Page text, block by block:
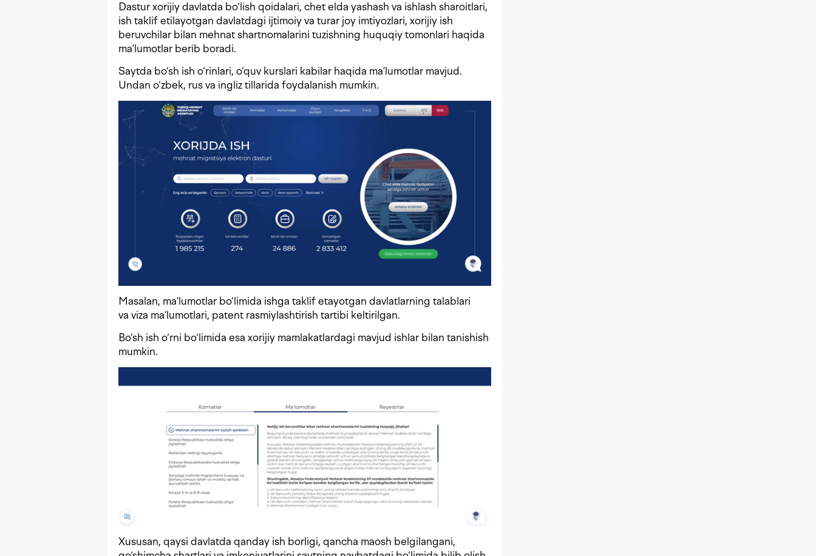
Dastur xorijiy davlatda bo‘lish qoidalari, chet elda yashash va ishlash sharoitlari,
ish taklif etilayotgan davlatdagi ijtimoiy va turar joy imtiyozlari, xorijiy ish
beruvchilar bilan mehnat shartnomalarini tuzishning huquqiy tomonlari haqida
ma’lumotlar berib boradi.
Saytda bo‘sh ish o‘rinlari, o‘quv kurslari kabilar haqida ma’lumotlar mavjud.
Undan o‘zbek, rus va ingliz tillarida foydalanish mumkin.
Masalan, ma’lumotlar bo‘limida ishga taklif etayotgan davlatlarning talablari
va viza ma’lumotlari, patent rasmiylashtirish tartibi keltirilgan.
Bo‘sh ish o‘rni bo‘limida esa xorijiy mamlakatlardagi mavjud ishlar bilan tanishish
mumkin.
Xususan, qaysi davlatda qanday ish borligi, qancha maosh belgilangani,